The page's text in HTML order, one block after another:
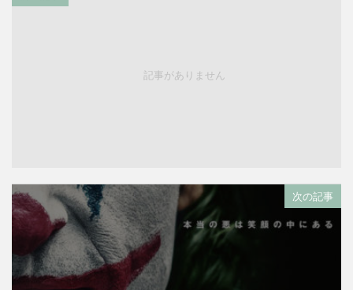
記事がありません
次の記事